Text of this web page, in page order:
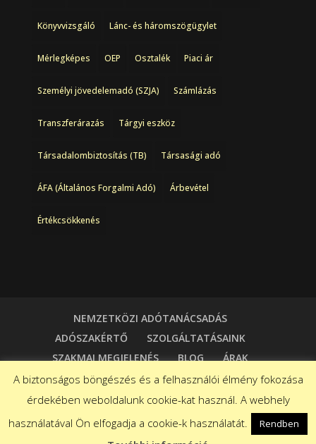
Könyvvizsgáló Lánc- és háromszögügylet
Mérlegképes OEP Osztalék Piaci ár
Személyi jövedelemadó (SZJA) Számlázás
Transzferárazás Tárgyi eszköz
Társadalombiztosítás (TB) Társasági adó
ÁFA (Általános Forgalmi Adó) Árbevétel
Értékcsökkenés
NEMZETKÖZI ADÓTANÁCSADÁS
ADÓSZAKÉRTŐ
SZOLGÁLTATÁSAINK
SZAKMAI MEGJELENÉS
BLOG
ÁRAK
KAPCSOLAT
A biztonságos böngészés és a felhasználói élmény fokozása
érdekében weboldalunk cookie-kat használ. A webhely
használatával Ön elfogadja a cookie-k használatát.
Rendben